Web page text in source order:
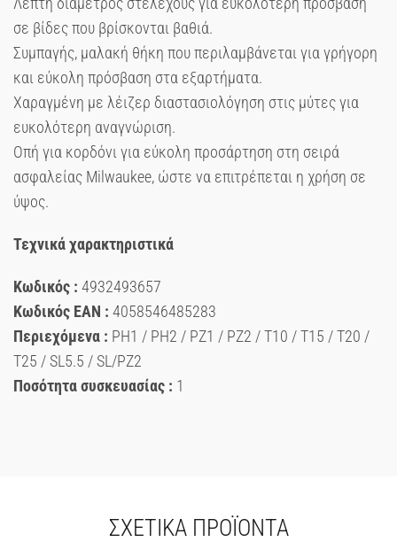
σε βίδες που βρίσκονται βαθιά.
Συμπαγής, μαλακή θήκη που περιλαμβάνεται για γρήγορη
και εύκολη πρόσβαση στα εξαρτήματα.
Χαραγμένη με λέιζερ διαστασιολόγηση στις μύτες για
ευκολότερη αναγνώριση.
Οπή για κορδόνι για εύκολη προσάρτηση στη σειρά
ασφαλείας Milwaukee, ώστε να επιτρέπεται η χρήση σε
ύψος.
Τεχνικά χαρακτηριστικά
Κωδικός : 4932493657
Κωδικός EAN : 4058546485283
Περιεχόμενα : PH1 / PH2 / PZ1 / PZ2 / T10 / T15 / T20 /
T25 / SL5.5 / SL/PZ2
Ποσότητα συσκευασίας : 1
ΣΧΕΤΙΚΆ ΠΡΟΪΌΝΤΑ